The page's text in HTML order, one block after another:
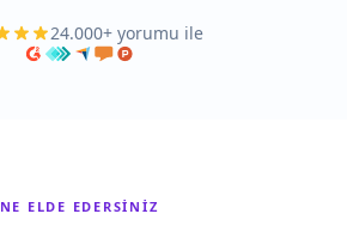
24.000+ yorumu ile
NE ELDE EDERSINIZ